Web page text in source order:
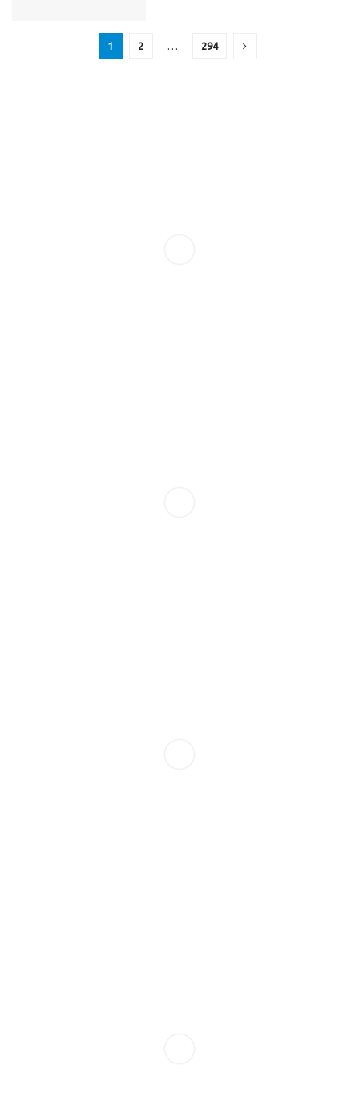
1 2 … 294